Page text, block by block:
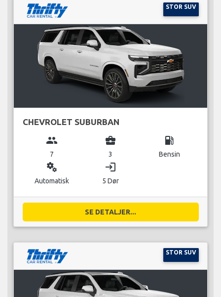
STOR SUV
CHEVROLET SUBURBAN
group
7
business_center
3
local_gas_station
Bensin
miscellaneous_services
Automatisk
login
5 Dør
SE DETALJER...
STOR SUV